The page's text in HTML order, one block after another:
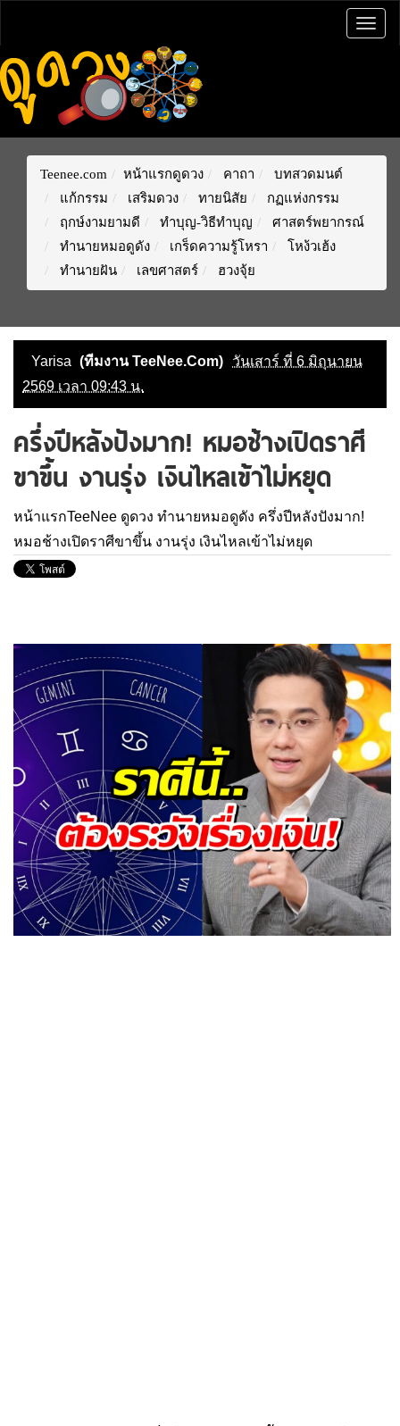
Teenee.com หน้าแรกดูดวง คาถา
บทสวดมนต์
แก้กรรม
เสริมดวง ทายนิสัย
กฏแห่งกรรม
ฤกษ์งามยามดี
ทำบุญ-วิธีทำบุญ
ศาสตร์พยากรณ์
ทำนายหมอดูดัง
เกร็ดความรู้โหรา
โหง้วเฮ้ง
ทำนายฝัน
เลขศาสตร์ ฮวงจุ้ย
Yarisa (ทีมงาน TeeNee.Com)
วันเสาร์ ที่ 6 มิถุนายน
2569 เวลา 09:43 น.
ครึ่งปีหลังปังมาก! หมอช้างเปิดราศี
ขาขึ้น งานรุ่ง เงินไหลเข้าไม่หยุด
หน้าแรกTeeNee ดูดวง ทำนายหมอดูดัง ครึ่งปีหลังปังมาก!
หมอช้างเปิดราศีขาขึ้น งานรุ่ง เงินไหลเข้าไม่หยุด